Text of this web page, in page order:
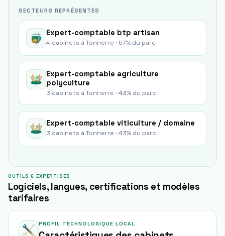
SECTEURS REPRÉSENTÉS
Expert-comptable btp artisan
4 cabinets àTonnerre · 57% du parc
Expert-comptable agriculture
polyculture
3 cabinets àTonnerre ·43% du parc
Expert-comptable viticulture / domaine
3 cabinets àTonnerre ·43% du parc
OUTILS & EXPERTISES
Logiciels, langues, certifications et modèles
tarifaires
PROFIL TECHNOLOGIQUE LOCAL